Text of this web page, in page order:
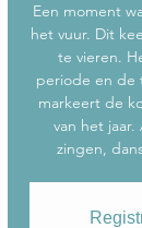
Een moment
het vuur. Dit
te vieren.
periode en de
markeert de
van het
zingen,